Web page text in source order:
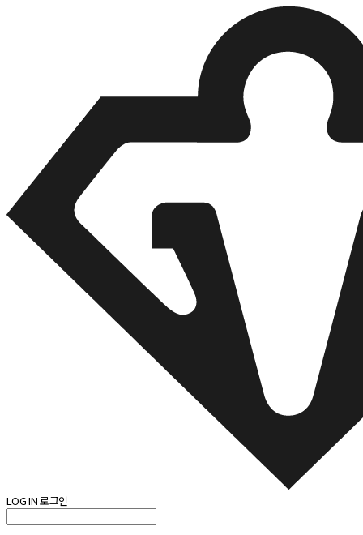
LOG IN로그인